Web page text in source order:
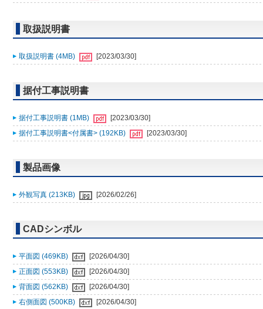
取扱説明書
取扱説明書 (4MB) [2023/03/30]
据付工事説明書
据付工事説明書 (1MB)
[2023/03/30]
据付工事説明書<付属書> (192KB)
[2023/03/30]
製品画像
外観写真 (213KB) [2026/02/26]
CADシンボル
平面図 (469KB)
[2026/04/30]
正面図 (553KB)
[2026/04/30]
背面図 (562KB)
[2026/04/30]
右側面図 (500KB)
[2026/04/30]